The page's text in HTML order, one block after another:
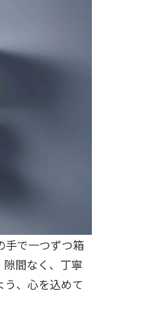
手で一つずつ箱
間なく、丁寧
、心を込めて